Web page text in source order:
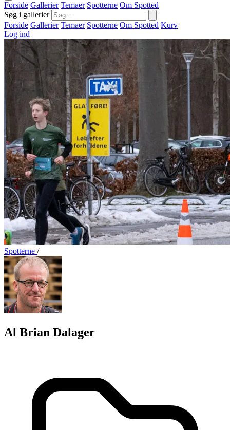
Forside Gallerier Temaer Spotterne Om Spotted
Søg i gallerier
Forside Gallerier Temaer Spotterne Om Spotted Kurv
Log ind
Spotterne /
Al Brian Dalager